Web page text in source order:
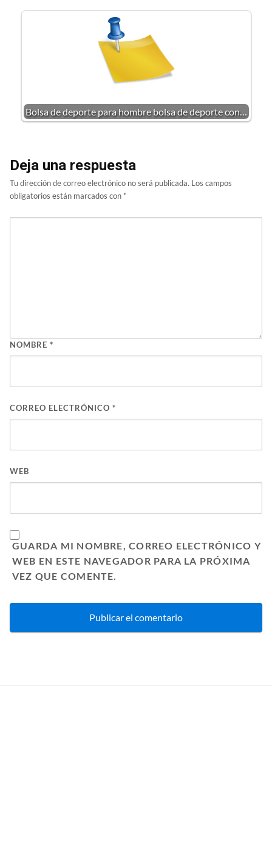
Bolsa de deporte para hombre bolsa de deporte con…
Deja una respuesta
Tu dirección de correo electrónico no será publicada. Los campos
obligatorios están marcados con *
NOMBRE *
CORREO ELECTRÓNICO *
WEB
GUARDA MI NOMBRE, CORREO ELECTRÓNICO Y
WEB EN ESTE NAVEGADOR PARA LA PRÓXIMA
VEZ QUE COMENTE.